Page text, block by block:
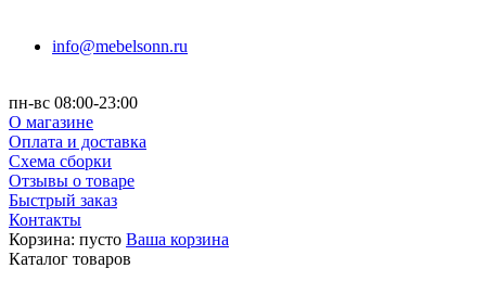
info@mebelsonn.ru
пн-вс 08:00-23:00
О магазине
Оплата и доставка
Схема сборки
Отзывы о товаре
Быстрый заказ
Контакты
Корзина: пусто Ваша корзина
Каталог товаров